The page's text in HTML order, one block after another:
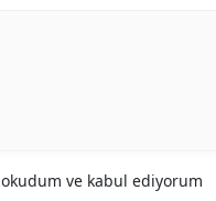
okudum ve kabul ediyorum